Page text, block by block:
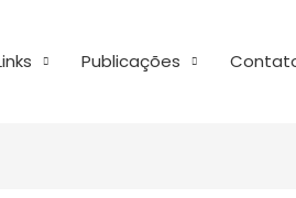
Publicações